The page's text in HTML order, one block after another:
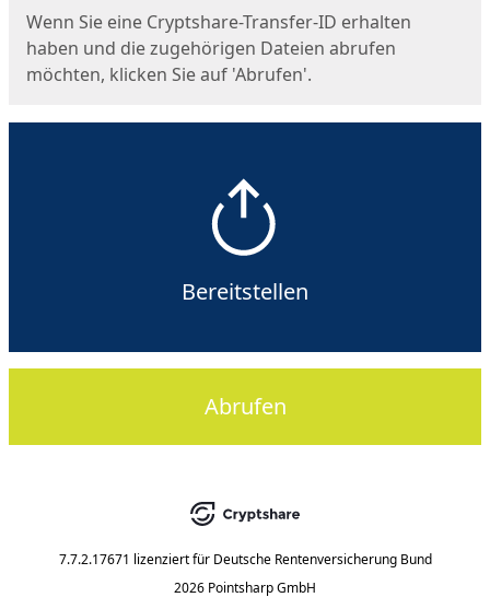
Wenn Sie eine Cryptshare-Transfer-ID erhalten
haben und die zugehörigen Dateien abrufen
möchten, klicken Sie auf 'Abrufen'.
Bereitstellen
Abrufen
7.7.2.17671 lizenziert für Deutsche Rentenversicherung Bund
2026 Pointsharp GmbH